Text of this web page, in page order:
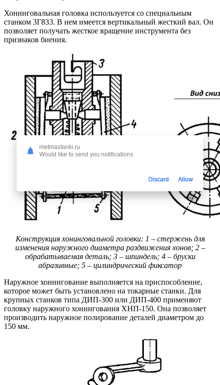
Хонинговальная головка используется со специальным
станком 3Г833. В нем имеется вертикальный жесткий вал. Он
позволяет получать жесткое вращение инструмента без
признаков биения.
Конструкция хонинговальной головки: 1 – стержень для
изменения наружного диаметра раздвижения хонов; 2 –
обрабатываемая деталь; 3 – шпиндель; 4 – бруски
абразивные; 5 – цилиндрический фиксатор
Наружное хонингование выполняется на приспособление,
которое может быть установлено на токарные станки. Для
крупных станков типа ДИП-300 или ДИП-400 применяют
головку наружного хонингования ХНП-150. Она позволяет
производить наружное полирование деталей диаметром до
150 мм.
metmastanki.ru
Would like to send you notifications
Discard Allow